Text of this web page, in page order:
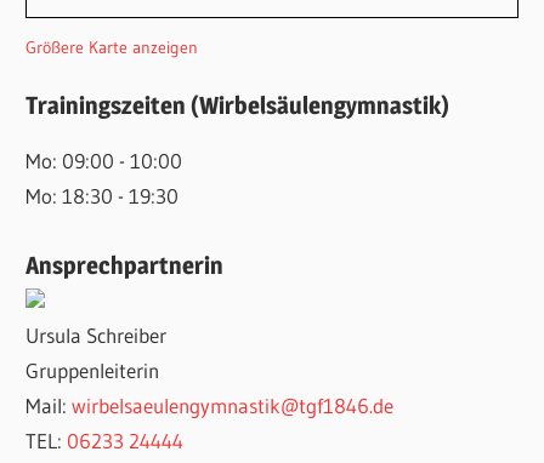
Größere Karte anzeigen
Trainingszeiten (Wirbelsäulengymnastik)
Mo: 09:00 - 10:00
Mo: 18:30 - 19:30
Ansprechpartnerin
Ursula Schreiber
Gruppenleiterin
Mail:wirbelsaeulengymnastik@tgf1846.de
TEL: 06233 24444